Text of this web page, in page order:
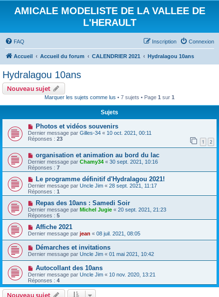
AMICALE MODELISTE DE LA VALLEE DE
L'HERAULT
FAQ Connexion
Inscription
Accueil Accueil du forum CALENDRIER 2021 Hydralagou 10ans
Hydralagou 10ans
Nouveau sujet
Marquer les sujets comme lus • 7 sujets • Page 1 sur 1
Sujets
Photos et vidéos souvenirs
Dernier message par Gilles-34 « 10 oct. 2021, 00:11
Réponses : 23 1 2
organisation et animation au bord du lac
Dernier message par Chamy34 « 30 sept. 2021, 10:16
Réponses : 7
Le programme définitif d'Hydralagou 2021!
Dernier message par Uncle Jim « 28 sept. 2021, 11:17
Réponses : 1
Repas des 10ans : Samedi Soir
Dernier message par Michel Jugie « 20 sept. 2021, 21:23
Réponses : 5
Affiche 2021
Dernier message par jean « 08 juil. 2021, 08:05
Démarches et invitations
Dernier message par Uncle Jim « 01 mai 2021, 10:42
Autocollant des 10ans
Dernier message par Uncle Jim « 10 nov. 2020, 13:21
Réponses : 4
Nouveau sujet